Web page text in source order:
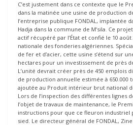
C’est justement dans ce contexte que le
dans la matinée une usine de production
l’entreprise publique FONDAL, implantée
Hadja dans la commune de M’sila. Ce
actif récupéré par l’État et confié le 10 août
nationale des fonderies algériennes.
de fer et d’acier, cette usine s’étend sur
hectares pour un investissement de près
L’unité devrait créer près de 450 emplois
de production annuelle estimée à 650.000
ajoutée au Produit intérieur brut national
Lors de l’inspection des différentes lignes
l’objet de travaux de maintenance, le
instructions pour que ce fleuron industriel
sied. Le directeur général de FONDAL,